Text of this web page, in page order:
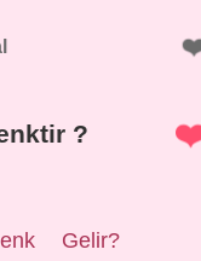
?
Gelir?